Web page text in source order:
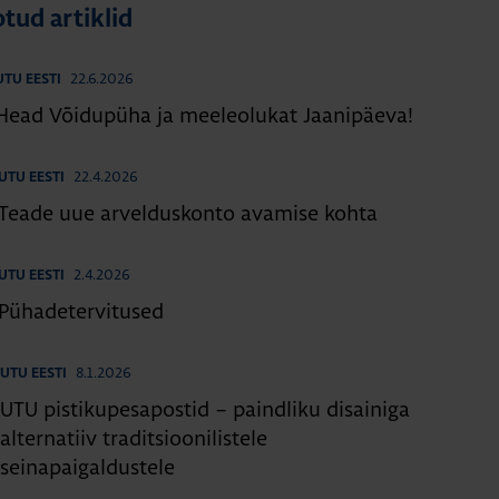
artiklid
EESTI 22.6.2026
Võidupüha ja meeleolukat Jaanipäeva!
UTU EESTI 22.4.2026
uue arvelduskonto avamise kohta
UTU EESTI 2.4.2026
Pühadetervitused
UTU EESTI 8.1.2026
UTU pistikupesapostid – paindliku disainiga
alternatiiv traditsioonilistele
seinapaigaldustele